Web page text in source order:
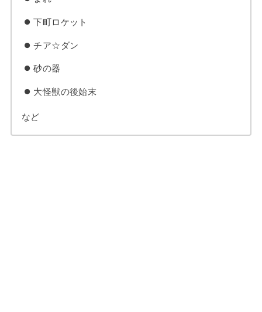
下町ロケット
チア☆ダン
砂の器
大怪獣の後始末
など